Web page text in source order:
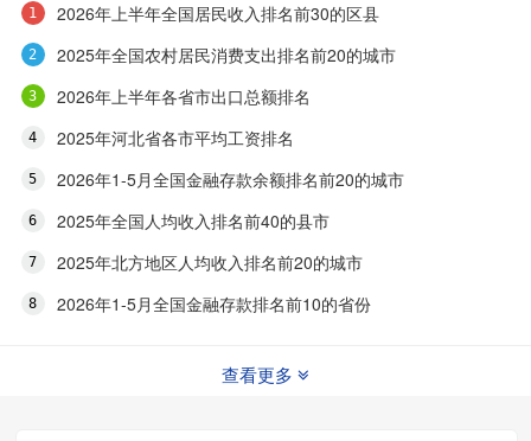
2026年上半年全国居民收入排名前30的区县
2025年全国农村居民消费支出排名前20的城市
2026年上半年各省市出口总额排名
2025年河北省各市平均工资排名
2026年1-5月全国金融存款余额排名前20的城市
2025年全国人均收入排名前40的县市
2025年北方地区人均收入排名前20的城市
2026年1-5月全国金融存款排名前10的省份
查看更多